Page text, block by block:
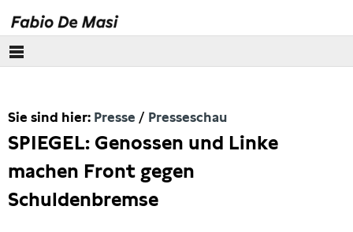
Europäisches Parlament
Themen
Presse
Sie sind hier: Presse Presseschau
SPIEGEL: Genossen und Linke
machen Front gegen
Schuldenbremse